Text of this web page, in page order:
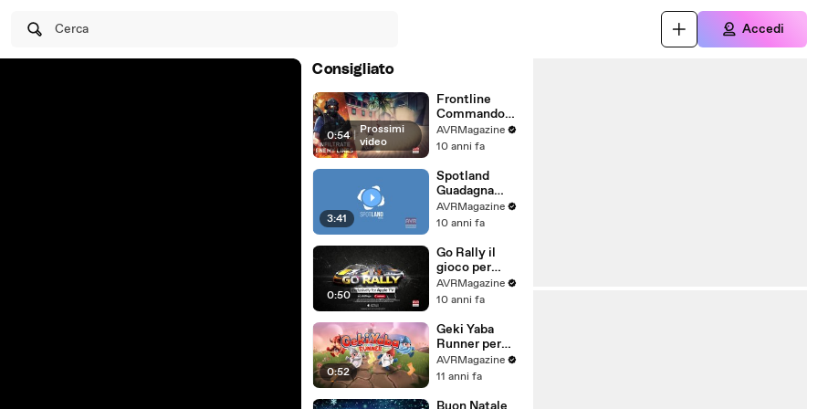
Cerca Accedi
Consigliato
0:54 | Prossimi
video
Frontline
Commando
Rivals il gioco
per iOS e
AVRMagazine
.com
AVRMagazine
10 anni fa
3:41
Spotland
Guadagna
Guardando
pubblicità su
-
AVRMagazine
.com
AVRMagazine
10 anni fa
0:50
Go Rally il
gioco per
Apple TV -
AVRMagazine
AVRMagazine
10 anni fa
0:52
Geki Yaba
Runner per
iPhone iPad e
Android-
.com
AVRMagazine
11 anni fa